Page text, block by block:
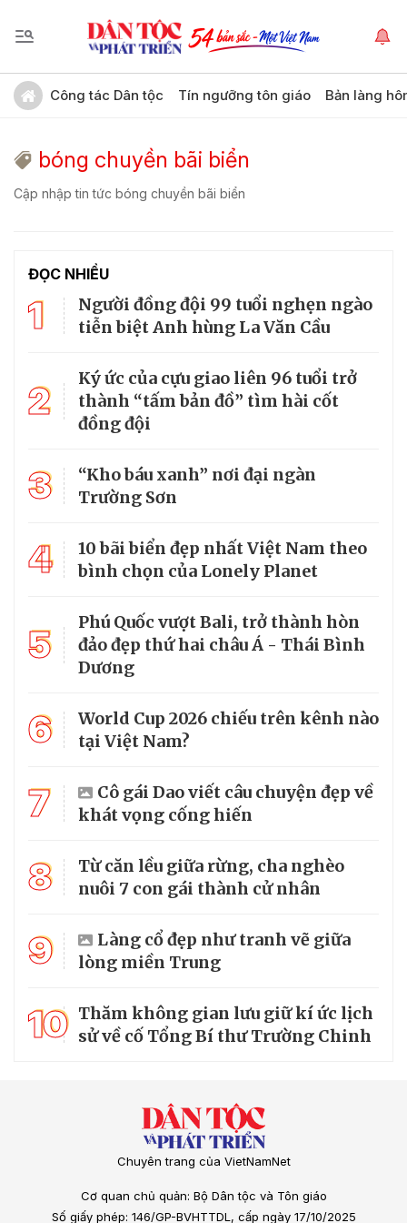
Công tác Dân tộc Tín ngưỡng tôn giáo Bản làng
bóng chuyền bãi biển
Cập nhập tin tức bóng chuyền bãi biển
ĐỌC NHIỀU
1
Người đồng đội 99 tuổi nghẹn ngào
tiễn biệt Anh hùng La Văn Cầu
2
Ký ức của cựu giao liên 96 tuổi trở
thành “tấm bản đồ” tìm hài cốt
đồng đội
3
“Kho báu xanh” nơi đại ngàn
Trường Sơn
4
10 bãi biển đẹp nhất Việt Nam theo
bình chọn của Lonely Planet
5
Phú Quốc vượt Bali, trở thành hòn
đảo đẹp thứ hai châu Á - Thái Bình
Dương
6
World Cup 2026 chiếu trên kênh nào
tại Việt Nam?
7
Cô gái Dao viết câu chuyện đẹp về
khát vọng cống hiến
8
Từ căn lều giữa rừng, cha nghèo
nuôi 7 con gái thành cử nhân
9
Làng cổ đẹp như tranh vẽ giữa
lòng miền Trung
10 Thăm không gian lưu giữ kí ức lịch
sử về cố Tổng Bí thư Trường Chinh
Chuyên trang của VietNamNet
Cơ quan chủ quản: Bộ Dân tộc và Tôn giáo
Số giấy phép: 146/GP-BVHTTDL, cấp ngày 17/10/2025